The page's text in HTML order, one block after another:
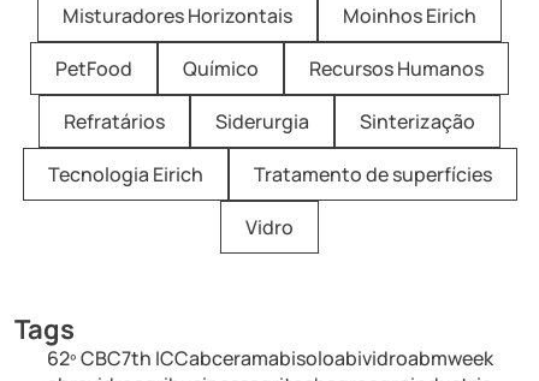
Misturadores Horizontais
Moinhos Eirich
PetFood
Químico
Recursos Humanos
Refratários
Siderurgia
Sinterização
Tecnologia Eirich
Tratamento de superfícies
Vidro
Tags
62º CBC7th ICCabceramabisoloabividroabmweek